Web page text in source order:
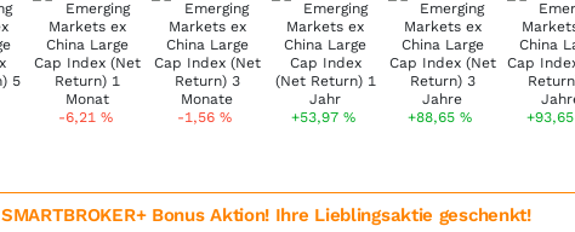
-6,21 % -1,56% +53,97 % +88,65% +93,65
SMARTBROKER+ Bonus Aktion! Ihre Lieblingsaktie geschenkt!